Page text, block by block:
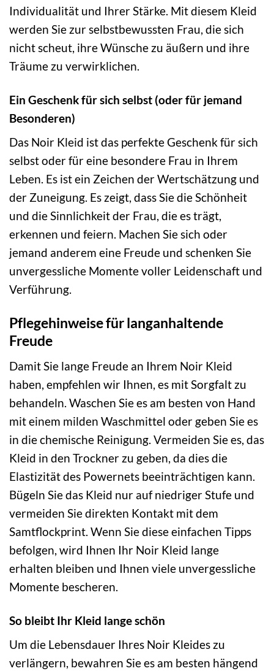
Individualität und Ihrer Stärke. Mit diesem Kleid
werden Sie zur selbstbewussten Frau, die sich
nicht scheut, ihre Wünsche zu äußern und ihre
Träume zu verwirklichen.
Ein Geschenk für sich selbst (oder für jemand
Besonderen)
Das Noir Kleid ist das perfekte Geschenk für sich
selbst oder für eine besondere Frau in Ihrem
Leben. Es ist ein Zeichen der Wertschätzung und
der Zuneigung. Es zeigt, dass Sie die Schönheit
und die Sinnlichkeit der Frau, die es trägt,
erkennen und feiern. Machen Sie sich oder
jemand anderem eine Freude und schenken Sie
unvergessliche Momente voller Leidenschaft und
Verführung.
Pflegehinweise für langanhaltende
Freude
Damit Sie lange Freude an Ihrem Noir Kleid
haben, empfehlen wir Ihnen, es mit Sorgfalt zu
behandeln. Waschen Sie es am besten von Hand
mit einem milden Waschmittel oder geben Sie es
in die chemische Reinigung. Vermeiden Sie es, das
Kleid in den Trockner zu geben, da dies die
Elastizität des Powernets beeinträchtigen kann.
Bügeln Sie das Kleid nur auf niedriger Stufe und
vermeiden Sie direkten Kontakt mit dem
Samtflockprint. Wenn Sie diese einfachen Tipps
befolgen, wird Ihnen Ihr Noir Kleid lange
erhalten bleiben und Ihnen viele unvergessliche
Momente bescheren.
So bleibt Ihr Kleid lange schön
Um die Lebensdauer Ihres Noir Kleides zu
verlängern, bewahren Sie es am besten hängend